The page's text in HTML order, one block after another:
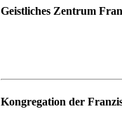
Geistliches Zentrum
Kongregation der